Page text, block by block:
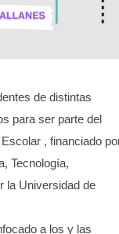
de distintas
para ser parte del
, financiado
Tecnología,
la Universidad de
a los y las